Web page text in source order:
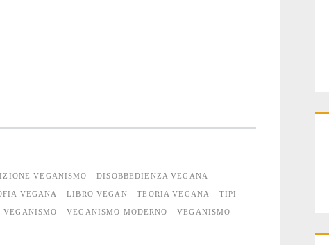
VEGANISMO DISOBBEDIENZA VEGANA
VEGANA LIBRO VEGAN TEORIA VEGANA TIPI
VEGANISMO VEGANISMO MODERNO VEGANISMO